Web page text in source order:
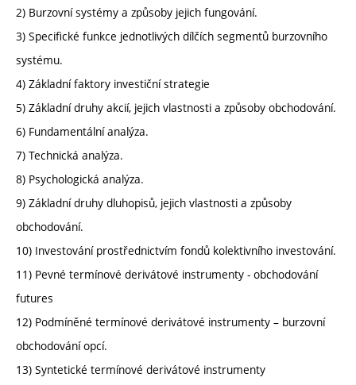
2) Burzovní systémy a způsoby jejich fungování.
3) Specifické funkce jednotlivých dílčích segmentů burzovního
systému.
4) Základní faktory investiční strategie
5) Základní druhy akcií, jejich vlastnosti a způsoby obchodování.
6) Fundamentální analýza.
7) Technická analýza.
8) Psychologická analýza.
9) Základní druhy dluhopisů, jejich vlastnosti a způsoby
obchodování.
10) Investování prostřednictvím fondů kolektivního investování.
11) Pevné termínové derivátové instrumenty - obchodování
futures
12) Podmíněné termínové derivátové instrumenty – burzovní
obchodování opcí.
13) Syntetické termínové derivátové instrumenty